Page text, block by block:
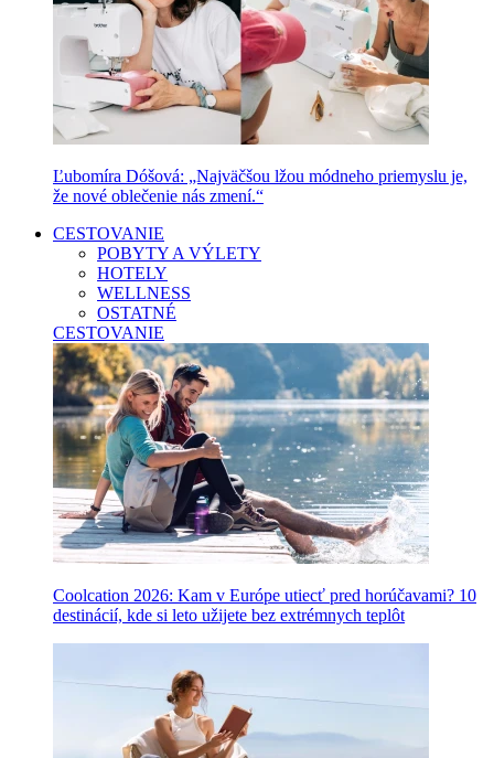
Ľubomíra Dóšová: „Najväčšou lžou módneho priemyslu je,
že nové oblečenie nás zmení.“
CESTOVANIE
POBYTY A VÝLETY
HOTELY
WELLNESS
OSTATNÉ
CESTOVANIE
Coolcation 2026: Kam v Európe utiecť pred horúčavami? 10
destinácií, kde si leto užijete bez extrémnych teplôt